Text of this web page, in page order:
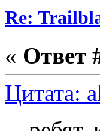
Re:
« Ответ
Цитата: